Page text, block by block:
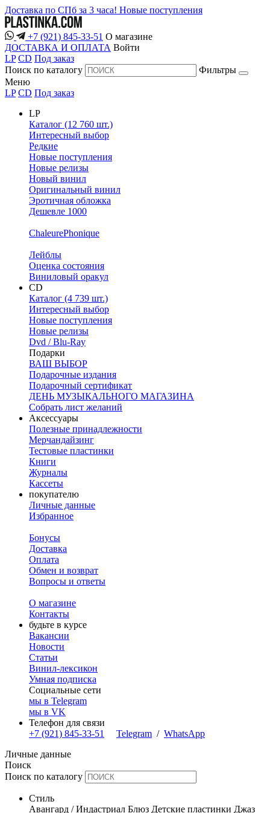
Доставка по СПб за 3 часа! Новые поступления
+7 (921) 845-33-51 О магазине
ДОСТАВКА И ОПЛАТА Войти
LP CD Под заказ
Поиск по каталогу
Фильтры
Меню
LP CD Под заказ
LP
Каталог (12 760 шт.)
Интересный выбор
Редкие
Новые поступления
Новые релизы
Новый винил
Оригинальный винил
Эротичная обложка
Дешевле 1000
ChaleurePhonique
Лейблы
Оценка состояния
Виниловый оракул
CD
Каталог (4 739 шт.)
Интересный выбор
Новые поступления
Новые релизы
Dvd / Blu-Ray
Подарки
ВАШ ВЫБОР
Подарочные издания
Подарочный сертификат
ДЕНЬ МУЗЫКАЛЬНОГО МАГАЗИНА
Собрать лист желаний
Аксессуары
Полезные принадлежности
Мерчандайзинг
Тестовые пластинки
Книги
Журналы
Кассеты
покупателю
Личные данные
Избранное
Бонусы
Доставка
Оплата
Обмен и возврат
Вопросы и ответы
О магазине
Контакты
будьте в курсе
Вакансии
Новости
Статьи
Винил-лексикон
Умная подписка
Социальные сети
мы в Telegram
мы в VK
Телефон для связи
+7 (921) 845-33-51
Telegram / WhatsApp
Личные данные
Поиск
Поиск по каталогу
Стиль
Авангард / Индастриал Блюз Детские пластинки Джаз